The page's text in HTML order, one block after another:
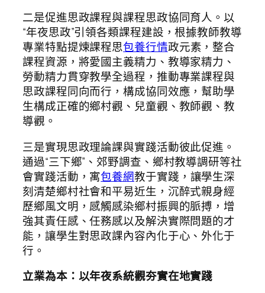
二是促進思政課程與課程思政協同育人。以
“年夜思政”引領各類課程建設，根據教師教導
專業特點提煉課程思包養行情政元素，整合
課程資源，將愛國主義精力、教導家精力、
勞動精力貫穿教學全過程，推動專業課程與
思政課程同向而行，構成協同效應，幫助學
生構成正確的鄉村觀、兒童觀、教師觀、教
導觀。
三是實現思政理論課與實踐活動彼此促進。
通過“三下鄉”、郊野調查、鄉村教導調研等社
會實踐活動，寓包養網教于實踐，讓學生深
刻清楚鄉村社會和平易近生，沉醉式親身經
歷鄉風文明，感觸感染鄉村振興的脈搏，增
強其責任感、任務感以及解決實際問題的才
能，讓學生對思政課內容內化于心、外化于
行。
立業為本：以年夜系統觀夯實在地實踐